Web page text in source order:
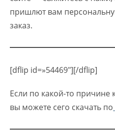
пришлют вам
заказ.
[dflip id=»54469″][/dflip]
Если по какой-то причине
вы можете сего скачать по